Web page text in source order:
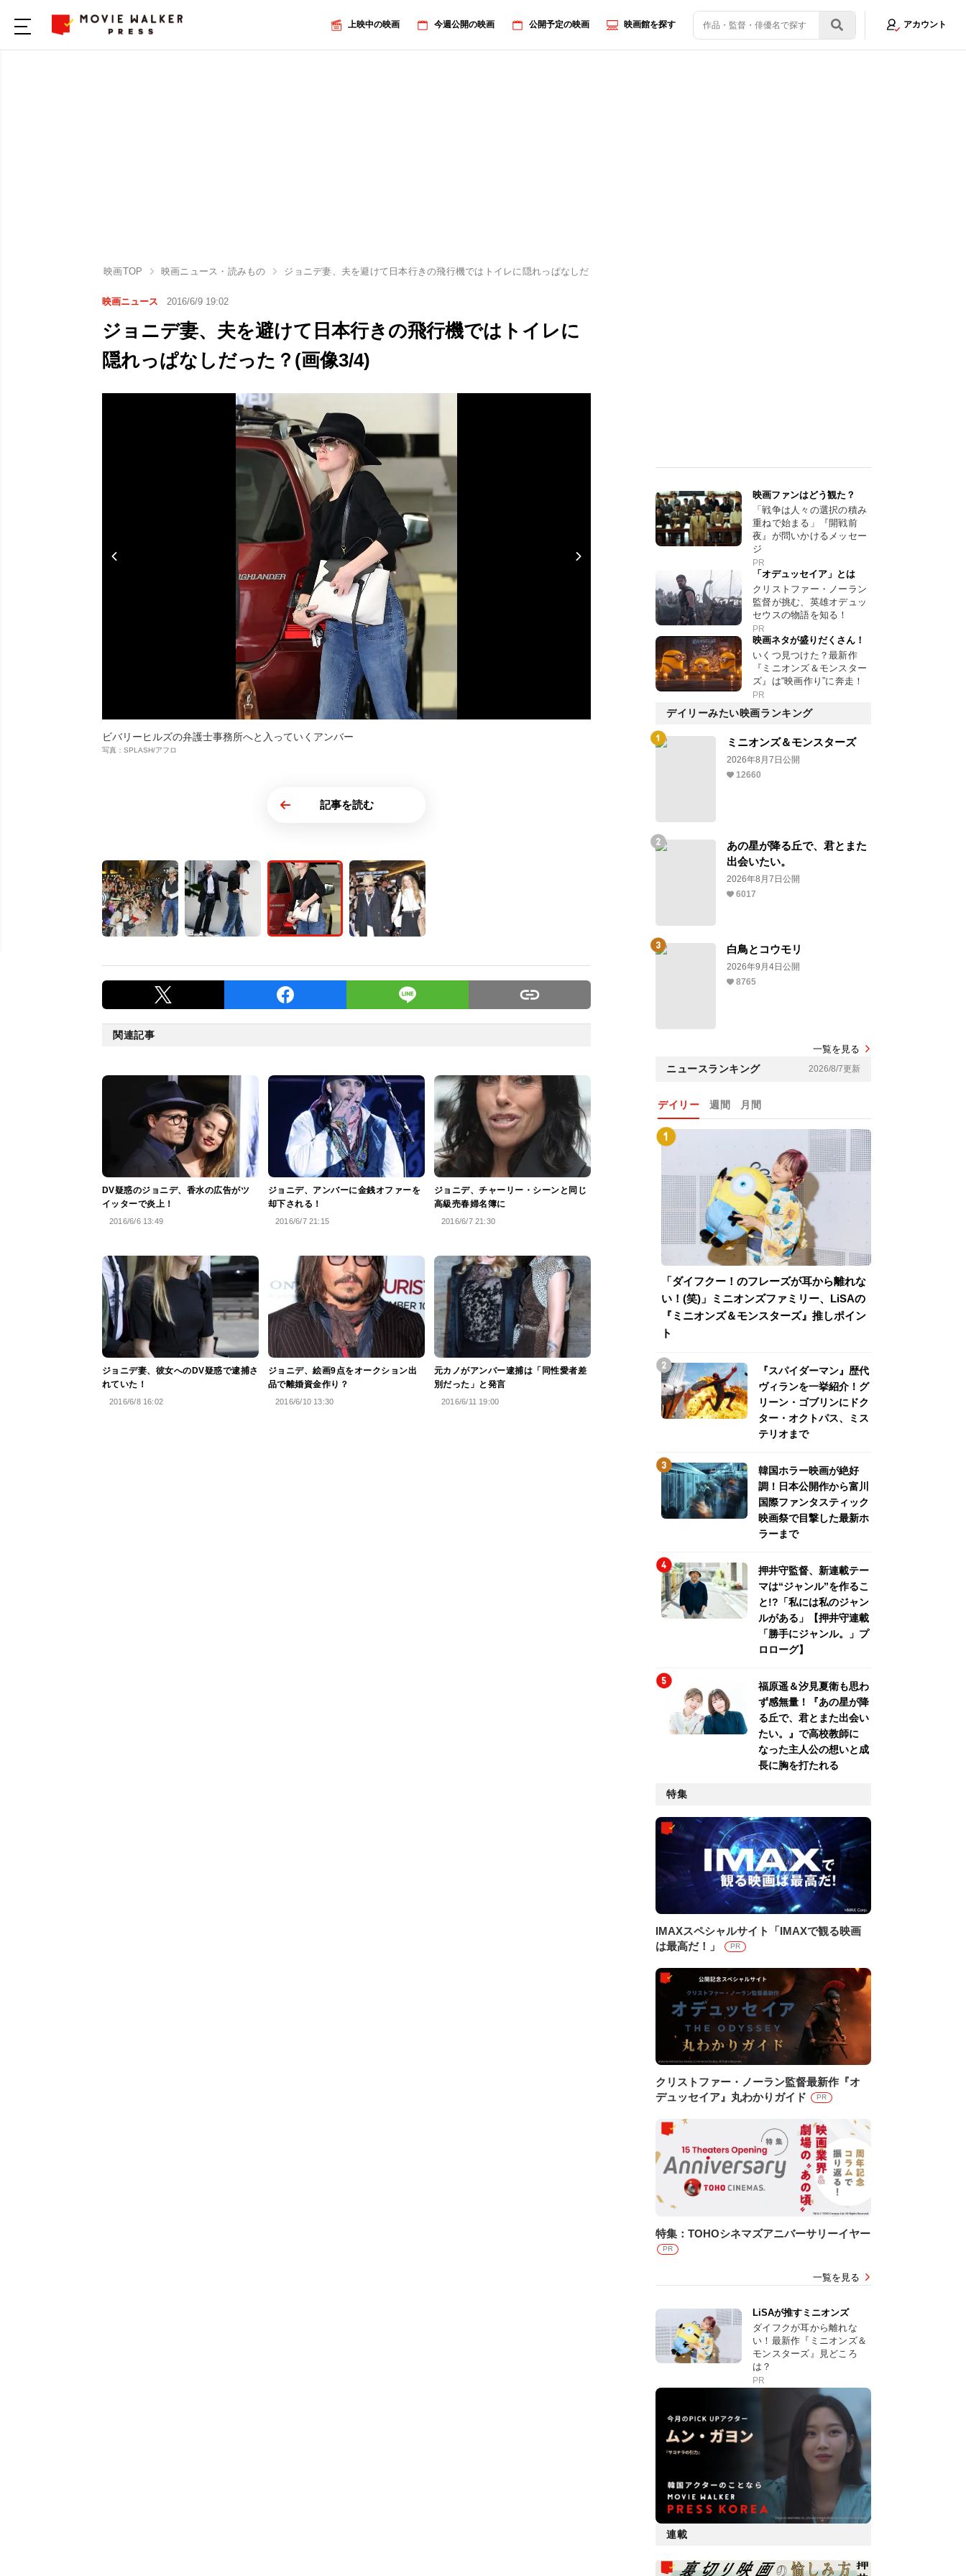
上映中の映画 今週公開の映画 公開予定の映画 映画館を探す アカウント
映画TOP 映画ニュース・読みもの ジョニデ妻、夫を避けて日本行きの飛行機ではトイレに隠れっぱなしだった？
映画ニュース 2016/6/9 19:02
ジョニデ妻、夫を避けて日本行きの飛行機ではトイレに
隠れっぱなしだった？(画像3/4)
ビバリーヒルズの弁護士事務所へと入っていくアンバー
写真：SPLASH/アフロ
記事を読む
関連記事
DV疑惑のジョニデ、香水の広告がツ
イッターで炎上！
2016/6/6 13:49
ジョニデ、アンバーに金銭オファーを
却下される！
2016/6/7 21:15
ジョニデ、チャーリー・シーンと同じ
高級売春婦名簿に
2016/6/7 21:30
ジョニデ妻、彼女へのDV疑惑で逮捕さ
れていた！
2016/6/8 16:02
ジョニデ、絵画9点をオークション出
品で離婚資金作り？
2016/6/10 13:30
元カノがアンバー逮捕は「同性愛者差
別だった」と発言
2016/6/11 19:00
映画ファンはどう観た？
「戦争は人々の選択の積み
重ねで始まる」『開戦前
夜』が問いかけるメッセー
ジ
PR
「オデュッセイア」とは
クリストファー・ノーラン
監督が挑む、英雄オデュッ
セウスの物語を知る！
PR
映画ネタが盛りだくさん！
いくつ見つけた？最新作
『ミニオンズ＆モンスター
ズ』は“映画作り”に奔走！
PR
デイリーみたい映画ランキング
ミニオンズ＆モンスターズ
2026年8月7日公開
12660
あの星が降る丘で、君とまた
出会いたい。
2026年8月7日公開
6017
白鳥とコウモリ
2026年9月4日公開
8765
一覧を見る
ニュースランキング 2026/8/7更新
デイリー 週間 月間
「ダイフクー！のフレーズが耳から離れな
い！(笑)」ミニオンズファミリー、LiSAの
『ミニオンズ＆モンスターズ』推しポイン
ト
『スパイダーマン』歴代
ヴィランを一挙紹介！グ
リーン・ゴブリンにドク
ター・オクトパス、ミス
テリオまで
韓国ホラー映画が絶好
調！日本公開作から富川
国際ファンタスティック
映画祭で目撃した最新ホ
ラーまで
押井守監督、新連載テー
マは“ジャンル”を作るこ
と!?「私には私のジャン
ルがある」【押井守連載
「勝手にジャンル。」プ
ロローグ】
福原遥＆汐見夏衛も思わ
ず感無量！『あの星が降
る丘で、君とまた出会い
たい。』で高校教師に
なった主人公の想いと成
長に胸を打たれる
特集
IMAXスペシャルサイト「IMAXで観る映画
は最高だ！」
PR
クリストファー・ノーラン監督最新作『オ
デュッセイア』丸わかりガイド
PR
特集：TOHOシネマズアニバーサリーイヤー
PR
一覧を見る
LiSAが推すミニオンズ
ダイフクが耳から離れな
い！最新作『ミニオンズ＆
モンスターズ』見どころ
は？
PR
連載